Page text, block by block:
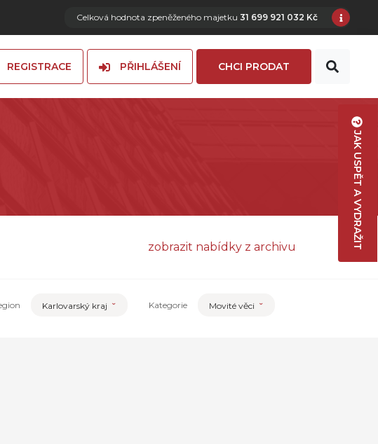
Celková hodnota zpeněženého majetku 31 699 921 032 Kč
REGISTRACE PŘIHLÁŠENÍ CHCI PRODAT
zobrazit nabídky z archivu
Karlovarský kraj Kategorie Movité věci
JAK USPĚT A VYDRAŽIT